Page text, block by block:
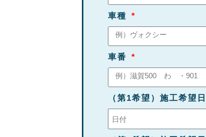
車種
車番
（第1希望）施工希望日